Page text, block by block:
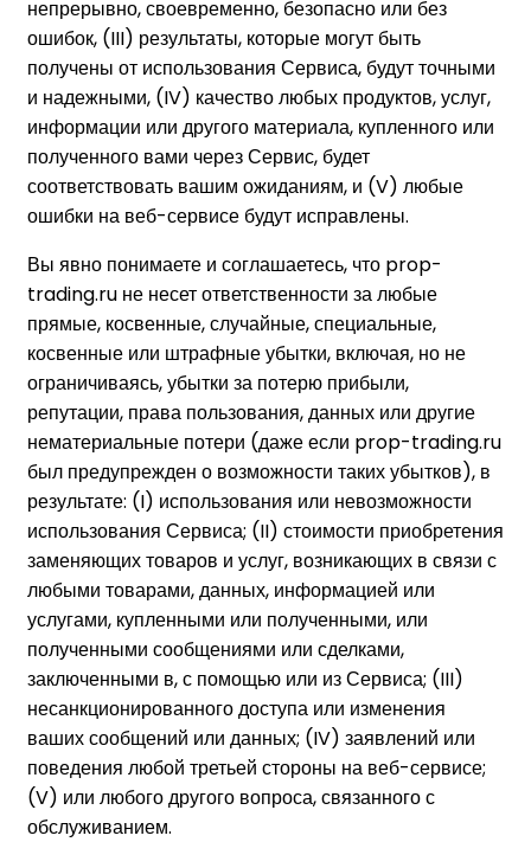
непрерывно, своевременно, безопасно или без
ошибок, (III) результаты, которые могут быть
получены от использования Сервиса, будут точными
и надежными, (IV) качество любых продуктов, услуг,
информации или другого материала, купленного или
полученного вами через Сервис, будет
соответствовать вашим ожиданиям, и (V) любые
ошибки на веб-сервисе будут исправлены.
Вы явно понимаете и соглашаетесь, что prop-
trading.ru не несет ответственности за любые
прямые, косвенные, случайные, специальные,
косвенные или штрафные убытки, включая, но не
ограничиваясь, убытки за потерю прибыли,
репутации, права пользования, данных или другие
нематериальные потери (даже если prop-trading.ru
был предупрежден о возможности таких убытков), в
результате: (I) использования или невозможности
использования Сервиса; (II) стоимости приобретения
заменяющих товаров и услуг, возникающих в связи с
любыми товарами, данных, информацией или
услугами, купленными или полученными, или
полученными сообщениями или сделками,
заключенными в, с помощью или из Сервиса; (III)
несанкционированного доступа или изменения
ваших сообщений или данных; (IV) заявлений или
поведения любой третьей стороны на веб-сервисе;
(V) или любого другого вопроса, связанного с
обслуживанием.